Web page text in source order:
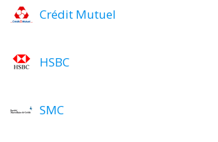
Crédit Mutuel
HSBC
SMC